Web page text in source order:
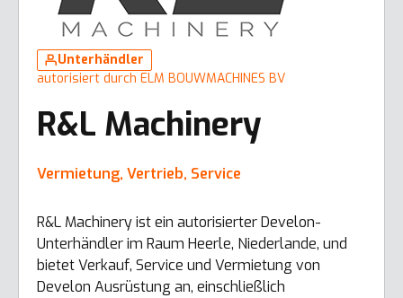
Unterhändler
autorisiert durch ELM BOUWMACHINES BV
R&L Machinery
Vermietung, Vertrieb, Service
R&L Machinery ist ein autorisierter Develon-
Unterhändler im Raum Heerle, Niederlande, und
bietet Verkauf, Service und Vermietung von
Develon Ausrüstung an, einschließlich